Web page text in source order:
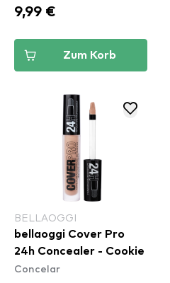
9,99 €
Zum Korb
BELLAOGGI
bellaoggi Cover Pro
24h Concealer - Cookie
Concelar